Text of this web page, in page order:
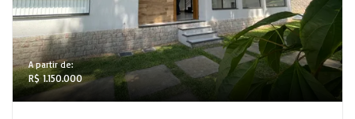
A partir de:
R$ 1.150.000